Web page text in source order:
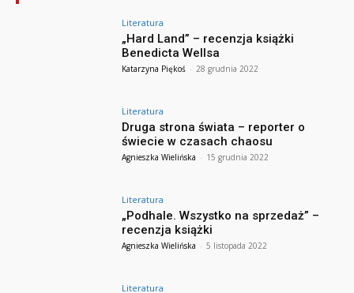
Literatura
„Hard Land” – recenzja książki
Benedicta Wellsa
Katarzyna Piękoś - 28 grudnia 2022
Literatura
Druga strona świata – reporter o
świecie w czasach chaosu
Agnieszka Wielińska - 15 grudnia 2022
Literatura
„Podhale. Wszystko na sprzedaż” –
recenzja książki
Agnieszka Wielińska - 5 listopada 2022
Literatura